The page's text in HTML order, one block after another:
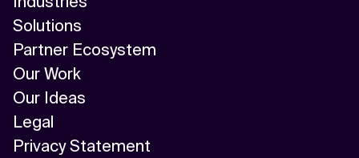
Solutions
Partner Ecosystem
Our Work
Our Ideas
Legal
Privacy Statement